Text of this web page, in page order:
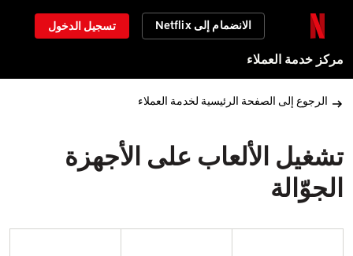
الانضمام إلى Netflix تسجيل الدخول
مركز خدمة العملاء
الرجوع إلى الصفحة الرئيسية لخدمة العملاء
تشغيل الألعاب على الأجهزة
الجوّالة